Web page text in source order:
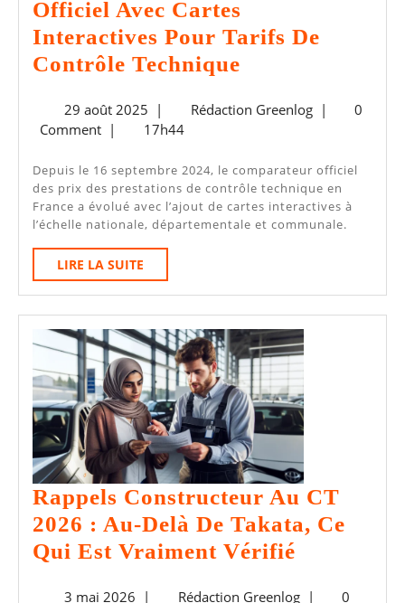
Officiel Avec Cartes
Interactives Pour Tarifs De
Contrôle Technique
Comparateur
Avec
Cartes
Interactives
Contrôle
Technique
29 août 202529
août
| Rédaction GreenlogRédaction
|
0
Comment | 17h44
Depuis le 16 septembre 2024, le comparateur officiel
des prix des prestations de contrôle technique en
France a évolué avec l’ajout de cartes interactives à
l’échelle nationale, départementale et communale.
LIRE LA SUITE
LA
Rappels Constructeur Au CT
2026 : Au-Delà De Takata, Ce
Qui Est Vraiment Vérifié
3 mai 20263 | Rédaction GreenlogRédaction
| 0